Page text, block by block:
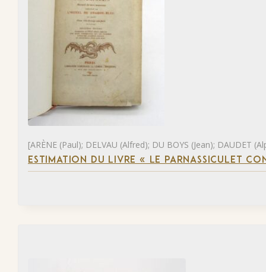
[ARÈNE (Paul); DELVAU (Alfred); DU BOYS (Jean); DAUDET
ESTIMATION DU LIVRE « LE PARNASSICULET